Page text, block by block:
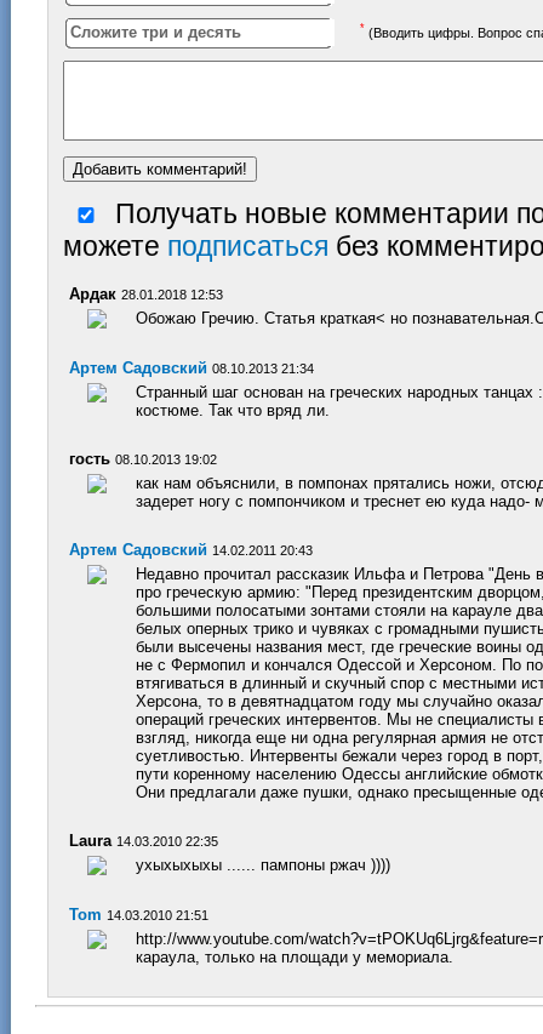
* (Вводить цифры. Вопрос
Получать новые комментарии
можете подписаться без
Ардак 28.01.2018 12:53
Обожаю Гречию. Статья краткая< но
Артем Садовский 08.10.2013 21:34
Странный шаг основан на греческих народных
костюме. Так что вряд ли.
гость 08.10.2013 19:02
как нам объяснили, в помпонах прятались ножи,
задерет ногу с помпончиком и треснет ею куда надо-
Артем Садовский 14.02.2011 20:43
Недавно прочитал рассказик Ильфа и Петрова
про греческую армию: "Перед президентским
большими полосатыми зонтами стояли на карауле
белых оперных трико и чувяках с громадными
были высечены названия мест, где греческие воины
не с Фермопил и кончался Одессой и Херсоном. По
втягиваться в длинный и скучный спор с местными
Херсона, то в девятнадцатом году мы случайно
операций греческих интервентов. Мы не
взгляд, никогда еще ни одна регулярная армия не
суетливостью. Интервенты бежали через город в
пути коренному населению Одессы английские
Они предлагали даже пушки, однако пресыщенные
Laura 14.03.2010 22:35
ухыхыхыхы ...... пампоны ржач ))))
Tom 14.03.2010 21:51
http://www.youtube.com/
караула, только на площади у мемориала.